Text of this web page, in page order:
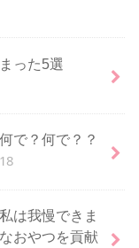
った5選
で？何で？？
は我慢できま
おやつを貢献